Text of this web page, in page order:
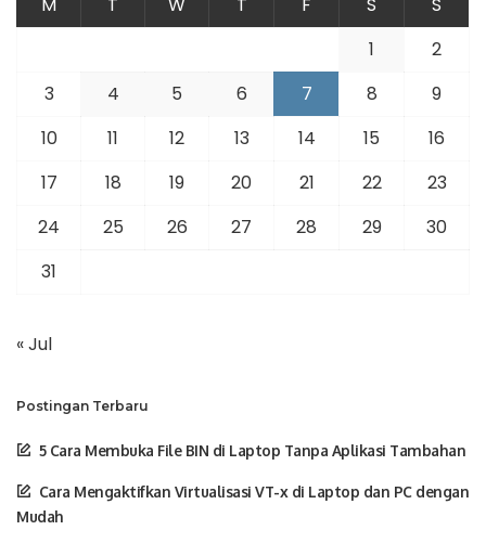
1
2
3
4 5 6 7 8
9
10
11 12 13 14 15
16
17
18 19 20 21 22
23
24
25 26 27 28 29
30
31
« Jul
Postingan Terbaru
5 Cara Membuka File BIN di Laptop Tanpa Aplikasi Tambahan
Cara Mengaktifkan Virtualisasi VT-x di Laptop dan PC dengan
Mudah